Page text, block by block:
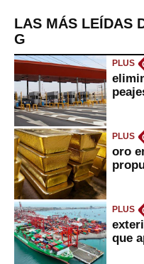
LAS MÁS LEÍDAS
G
PLUS
PLUS
oro
PLUS
que